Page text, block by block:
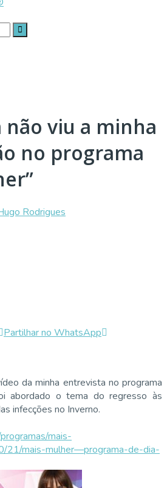
não viu a minha
no programa
Rodrigues
Partilhar no WhatsApp
da minha entrevista no programa
abordado o tema do regresso às
infecções no Inverno.
mais-
21/mais-mulher—programa-de-dia-